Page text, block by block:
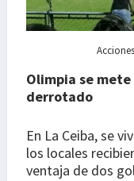
Olimpia se
derrotado
En La Ceiba, se
los locales
ventaja de dos